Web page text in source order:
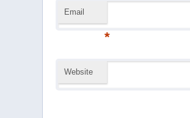
Email
*
Website